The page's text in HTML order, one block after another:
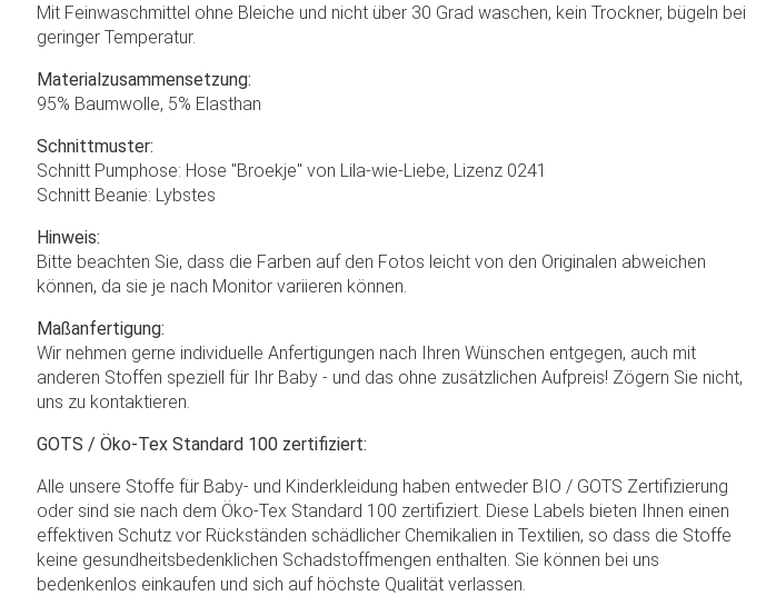
Mit Feinwaschmittel ohne Bleiche und nicht über 30 Grad waschen, kein Trockner, bügeln bei
geringer Temperatur.
Materialzusammensetzung:
95% Baumwolle, 5% Elasthan
Schnittmuster:
Schnitt Pumphose: Hose "Broekje" von Lila-wie-Liebe, Lizenz 0241
Schnitt Beanie: Lybstes
Hinweis:
Bitte beachten Sie, dass die Farben auf den Fotos leicht von den Originalen abweichen
können, da sie je nach Monitor variieren können.
Maßanfertigung:
Wir nehmen gerne individuelle Anfertigungen nach Ihren Wünschen entgegen, auch mit
anderen Stoffen speziell für Ihr Baby - und das ohne zusätzlichen Aufpreis! Zögern Sie nicht,
uns zu kontaktieren.
GOTS / Öko-Tex Standard 100 zertifiziert:
Alle unsere Stoffe für Baby- und Kinderkleidung haben entweder BIO / GOTS Zertifizierung
oder sind sie nach dem Öko-Tex Standard 100 zertifiziert. Diese Labels bieten Ihnen einen
effektiven Schutz vor Rückständen schädlicher Chemikalien in Textilien, so dass die Stoffe
keine gesundheitsbedenklichen Schadstoffmengen enthalten. Sie können bei uns
bedenkenlos einkaufen und sich auf höchste Qualität verlassen.